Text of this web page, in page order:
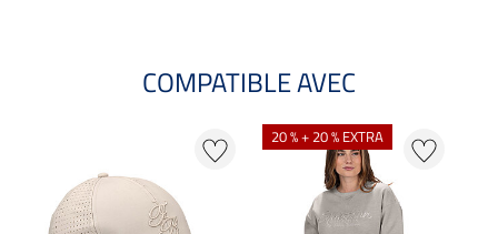
COMPATIBLE AVEC
20 % + 20 % EXTRA